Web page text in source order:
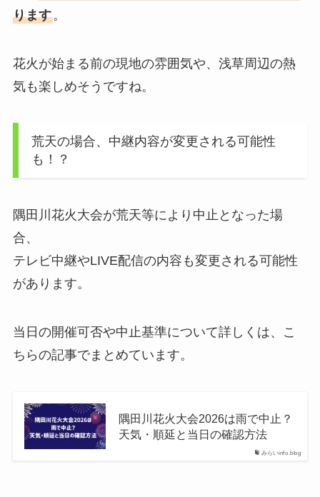
ります。
花火が始まる前の現地の雰囲気や、浅草周辺の熱
気も楽しめそうですね。
荒天の場合、中継内容が変更される可能性
も！？
隅田川花火大会が荒天等により中止となった場
合、
テレビ中継やLIVE配信の内容も変更される可能性
があります。
当日の開催可否や中止基準について詳しくは、こ
ちらの記事でまとめています。
みらいinfo.blog
隅田川花火大会2026は雨で中止？
天気・順延と当日の確認方法